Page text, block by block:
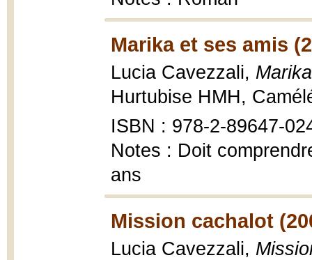
Marika et ses amis
Lucia Cavezzali,
Hurtubise HMH,
ISBN : 978-2-89647-
Notes : Doit
ans
Mission cachalot
Lucia Cavezzali,